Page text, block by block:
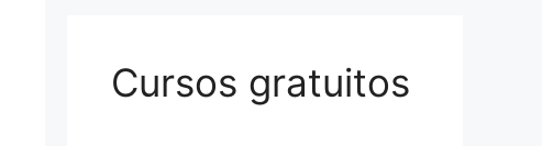
Cursos gratuitos